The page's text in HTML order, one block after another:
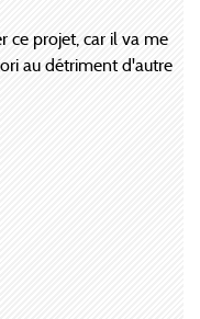
ce projet, car il va me
au détriment d'autre